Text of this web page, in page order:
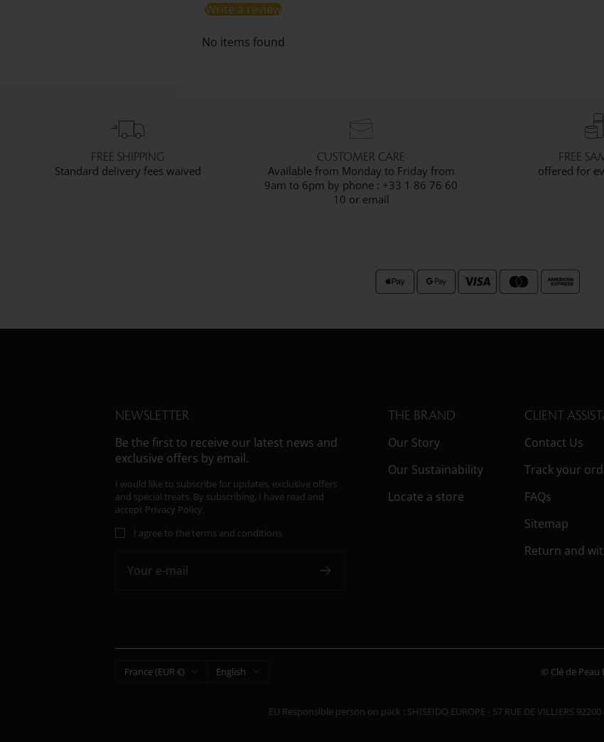
Write a review
No items found
FREE SHIPPING
Standard delivery fees waived
CUSTOMER CARE
Available from Monday to Friday from
9am to 6pm by phone : +33 1 86 76 60
10 or email
FREE
offered for
NEWSLETTER
Be the first to receive our latest news and
exclusive offers by email.
I would like to subscribe for updates, exclusive offers
and special treats. By subscribing, I have read and
accept Privacy Policy.
I agree to the terms and conditions
Your e-mail
THE BRAND
Our Story
Our Sustainability
Locate a store
CLIENT
Contact Us
Track your
FAQs
Sitemap
Return and
Country/region
France (EUR €) Language
English © Clé de Peau
EU Responsible person on pack : SHISEIDO EUROPE - 57 RUE DE VILLIERS 92200